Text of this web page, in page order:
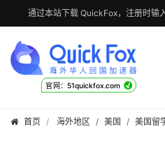
通过本站下载 QuickFox，注册时输
官网：51quickfox.com √
首页 海外地区 / 美国 / 美国留